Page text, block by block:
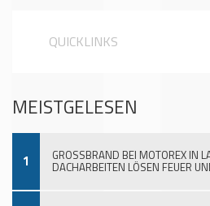
QUICKLINKS
MEISTGELESEN
1 GROSSBRAND BEI MOTOREX IN
DACHARBEITEN LÖSEN FEUER